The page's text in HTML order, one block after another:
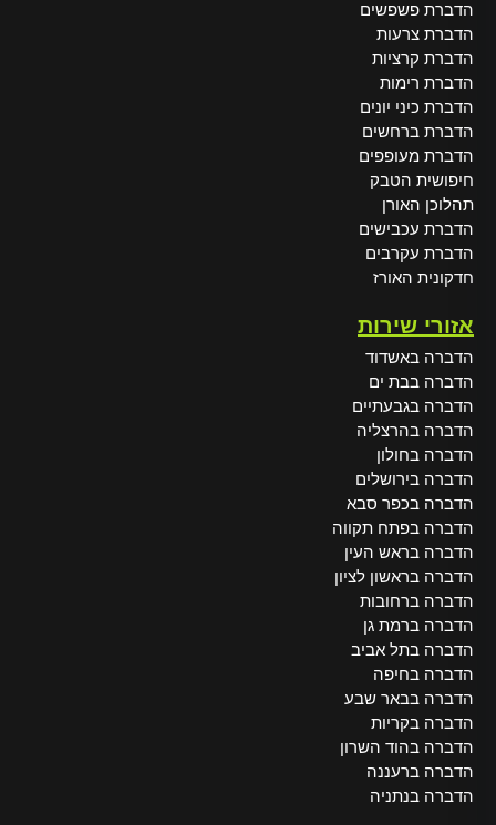
הדברת פשפשים
הדברת צרעות
הדברת קרציות
הדברת רימות
הדברת כיני יונים
הדברת ברחשים
הדברת מעופפים
חיפושית הטבק
תהלוכן האורן
הדברת עכבישים
הדברת עקרבים
חדקונית האורז
אזורי שירות
הדברה באשדוד
הדברה בבת ים
הדברה בגבעתיים
הדברה בהרצליה
הדברה בחולון
הדברה בירושלים
הדברה בכפר סבא
הדברה בפתח תקווה
הדברה בראש העין
הדברה בראשון לציון
הדברה ברחובות
הדברה ברמת גן
הדברה בתל אביב
הדברה בחיפה
הדברה בבאר שבע
הדברה בקריות
הדברה בהוד השרון
הדברה ברעננה
הדברה בנתניה